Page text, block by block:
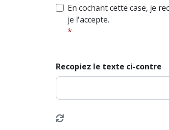
En cochant cette case, je
je l'accepte.
Recopiez le texte ci-contre